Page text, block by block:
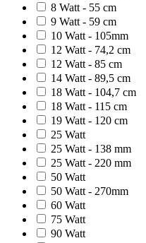
8 Watt - 55 cm
9 Watt - 59 cm
10 Watt - 105mm
12 Watt - 74,2 cm
12 Watt - 85 cm
14 Watt - 89,5 cm
18 Watt - 104,7 cm
18 Watt - 115 cm
19 Watt - 120 cm
25 Watt
25 Watt - 138 mm
25 Watt - 220 mm
50 Watt
50 Watt - 270mm
60 Watt
75 Watt
90 Watt